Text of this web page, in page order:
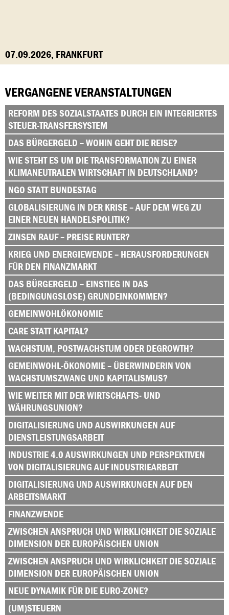
07.09.2026, FRANKFURT
VERGANGENE VERANSTALTUNGEN
REFORM DES SOZIALSTAATES DURCH EIN INTEGRIERTES
STEUER-TRANSFERSYSTEM
DAS BÜRGERGELD – WOHIN GEHT DIE REISE?
WIE STEHT ES UM DIE TRANSFORMATION ZU EINER
KLIMANEUTRALEN WIRTSCHAFT IN DEUTSCHLAND?
NGO STATT BUNDESTAG
GLOBALISIERUNG IN DER KRISE – AUF DEM WEG ZU
EINER NEUEN HANDELSPOLITIK?
ZINSEN RAUF – PREISE RUNTER?
KRIEG UND ENERGIEWENDE – HERAUSFORDERUNGEN
FÜR DEN FINANZMARKT
DAS BÜRGERGELD – EINSTIEG IN DAS
(BEDINGUNGSLOSE) GRUNDEINKOMMEN?
GEMEINWOHLÖKONOMIE
CARE STATT KAPITAL?
WACHSTUM, POSTWACHSTUM ODER DEGROWTH?
GEMEINWOHL-ÖKONOMIE – ÜBERWINDERIN VON
WACHSTUMSZWANG UND KAPITALISMUS?
WIE WEITER MIT DER WIRTSCHAFTS- UND
WÄHRUNGSUNION?
DIGITALISIERUNG UND AUSWIRKUNGEN AUF
DIENSTLEISTUNGSARBEIT
INDUSTRIE 4.0 AUSWIRKUNGEN UND PERSPEKTIVEN
VON DIGITALISIERUNG AUF INDUSTRIEARBEIT
DIGITALISIERUNG UND AUSWIRKUNGEN AUF DEN
ARBEITSMARKT
FINANZWENDE
ZWISCHEN ANSPRUCH UND WIRKLICHKEIT DIE SOZIALE
DIMENSION DER EUROPÄISCHEN UNION
ZWISCHEN ANSPRUCH UND WIRKLICHKEIT DIE SOZIALE
DIMENSION DER EUROPÄISCHEN UNION
NEUE DYNAMIK FÜR DIE EURO-ZONE?
(UM)STEUERN